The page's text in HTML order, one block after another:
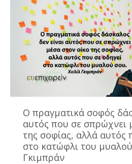
Ο πραγματικά σοφός
αυτός που σε σπρώχνει
της σοφίας, αλλά αυτός
στο κατώφλι του
Γκιμπράν